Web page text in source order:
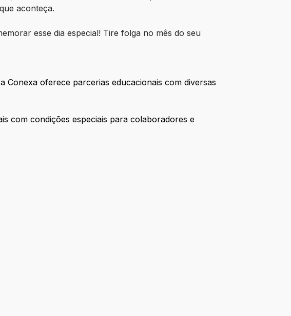
aconteça.
esse dia especial! Tire folga no mês do seu
Conexa oferece parcerias educacionais com diversas
com condições especiais para colaboradores e